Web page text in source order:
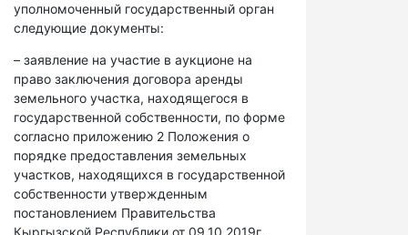
уполномоченный государственный орган
следующие документы:
– заявление на участие в аукционе на
право заключения договора аренды
земельного участка, находящегося в
государственной собственности, по форме
согласно приложению 2 Положения о
порядке предоставления земельных
участков, находящихся в государственной
собственности утвержденным
постановлением Правительства
Кыргызской Республики от 09.10.2019г.